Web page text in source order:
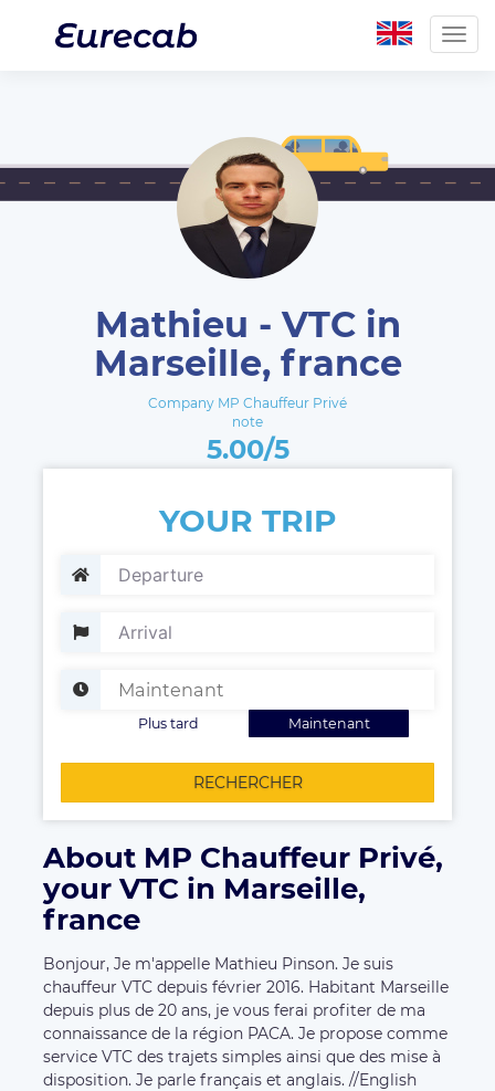
Mathieu - VTC in
Marseille, france
Company MP Chauffeur Privé
note
5.00/5
YOUR TRIP
Maintenant
Plus tard
RECHERCHER
About MP Chauffeur Privé,
your VTC in Marseille,
france
Bonjour, Je m'appelle Mathieu Pinson. Je suis
chauffeur VTC depuis février 2016. Habitant Marseille
depuis plus de 20 ans, je vous ferai profiter de ma
connaissance de la région PACA. Je propose comme
service VTC des trajets simples ainsi que des mise à
disposition. Je parle français et anglais. //English